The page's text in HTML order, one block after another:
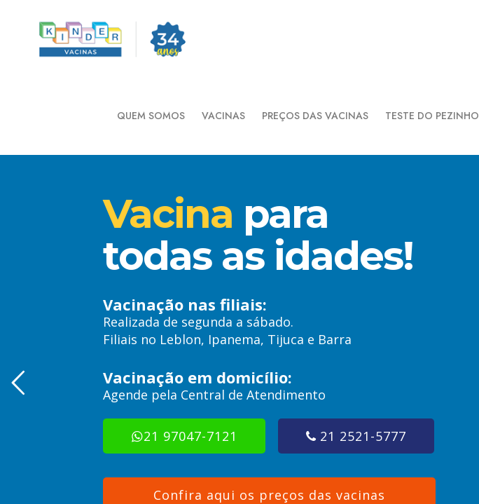
QUEM SOMOS VACINAS PREÇOS DAS VACINAS TESTE DO PEZINHO
Realizada de segunda a sábado.
Filiais no Leblon, Ipanema, Tijuca e Barra
Vacinação nas filiais:
Confira aqui os preços das vacinas
21 97047-7121
Vacinação em domicílio:
21 2521-5777
Agende pela Central de Atendimento
Vacina para
todas as idades!